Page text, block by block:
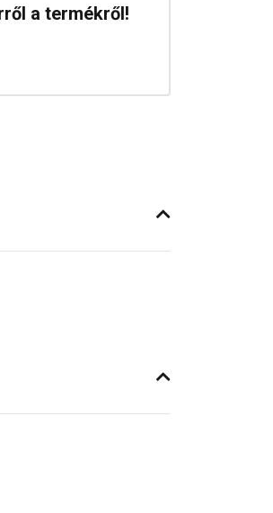
a termékről!